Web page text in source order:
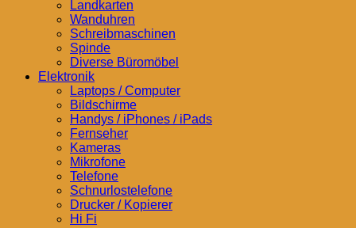
Landkarten
Wanduhren
Schreibmaschinen
Spinde
Diverse Büromöbel
Elektronik
Laptops / Computer
Bildschirme
Handys / iPhones / iPads
Fernseher
Kameras
Mikrofone
Telefone
Schnurlostelefone
Drucker / Kopierer
Hi Fi